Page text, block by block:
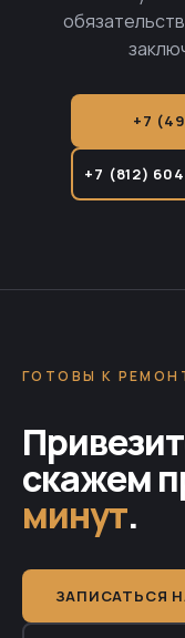
+7
+7 (812)
ГОТОВЫ К
скажем
минут.
ЗАПИСАТЬСЯ